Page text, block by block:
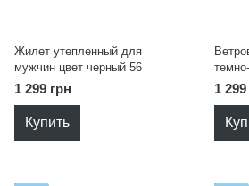
Жилет утепленный для
мужчин цвет черный 56
1 299 грн
Купить
1 299